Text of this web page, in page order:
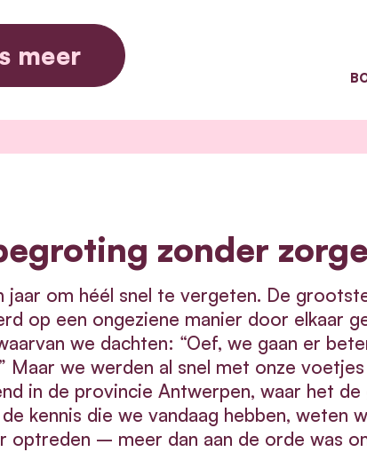
meer
zonder
jaar om héél snel te vergeten. De
op een ongeziene manier door elkaar
we dachten: “Oef, we gaan er
Maar we werden al snel met onze
in de provincie Antwerpen, waar het
kennis die we vandaag hebben, weten
optreden – meer dan aan de orde was